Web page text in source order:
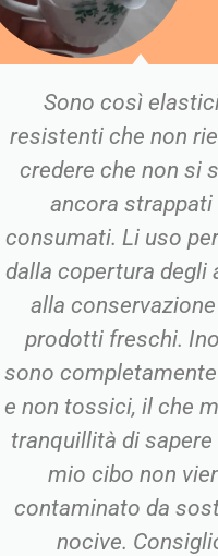
Sono così
resistenti che non
credere che non si
ancora strappati
consumati. Li uso
dalla copertura degli
alla
prodotti freschi.
sono
e non tossici, il che
tranquillità di sapere
mio cibo non
contaminato da
nocive.